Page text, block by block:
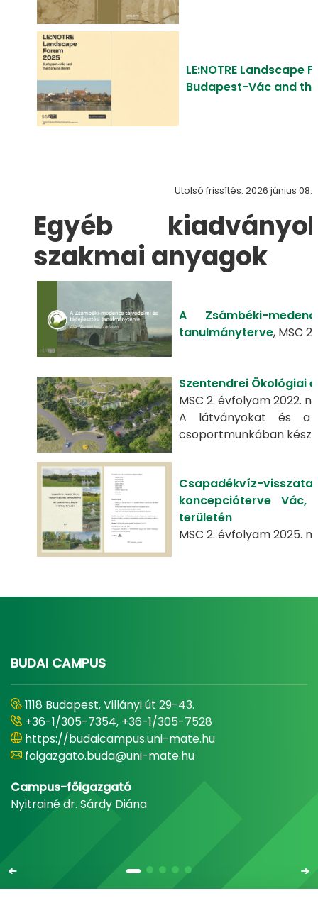
LE:NOTRE Landscape
Budapest-Vác and
Utolsó frissítés: 2026 június 08.
Egyéb
szakmai anyagok
A Zsámbéki-
tanulmányterve, MSC
Szentendrei Ökológiai
MSC 2. évfolyam 2022.
A látványokat és a
csoportmunkában
Csapadékvíz-
koncepcióterve Vác,
területén
MSC 2. évfolyam 2025.
BUDAI CAMPUS
1118 Budapest, Villányi út 29-43.
+36-1/305-7354, +36-1/305-7528
https://budaicampus.uni-mate.hu
foigazgato.buda@uni-mate.hu
Campus-főigazgató
Nyitrainé dr. Sárdy Diána